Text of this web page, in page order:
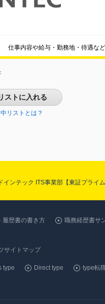
仕事内容や給与・勤務地・待遇な
ストに入れる
リストとは？
インテック ITS事業部【東証プライ
履歴書の書き方 職務経歴書サ
サイトマップ
type Direct type type転